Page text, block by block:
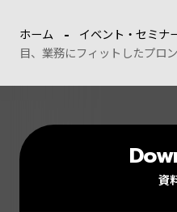
ホーム イベント・セミナ
目、業務にフィットしたプロ
資